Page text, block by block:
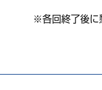
※各回終了後に